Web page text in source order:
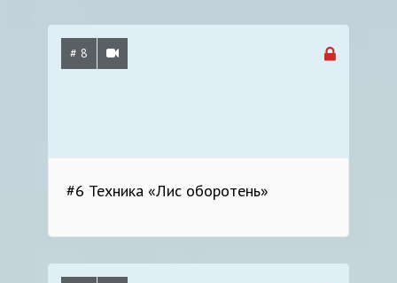
# 8
#6 Техника «Лис оборотень»